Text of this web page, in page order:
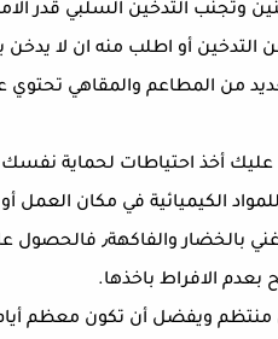
وتجنب التدخين السلبي
التدخين أو اطلب منه ان لا
من المطاعم والمقاهي
الكيميائية في مكان العمل
- اتباع نظام غذائي
بعدم الافراط باخذها.
ويفضل أن تكون معظم